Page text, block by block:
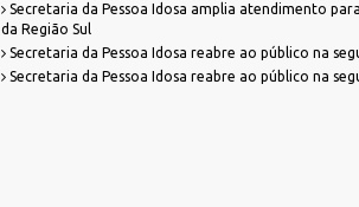
Secretaria da Pessoa Idosa amplia atendimento
da Região Sul
Secretaria da Pessoa Idosa reabre ao público na
Secretaria da Pessoa Idosa reabre ao público na